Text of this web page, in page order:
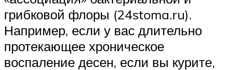
грибковой флоры (24stoma.ru).
Например, если у вас длительно
протекающее хроническое
воспаление десен, если вы курите,